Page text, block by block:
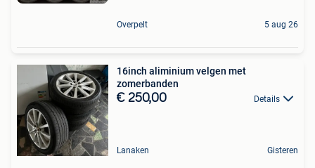
Overpelt 5 aug 26
16inch aliminium velgen met
zomerbanden
€ 250,00 Details
Lanaken Gisteren